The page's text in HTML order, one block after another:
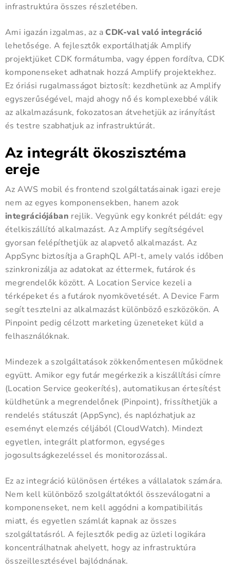
infrastruktúra összes részletében.
Ami igazán izgalmas, az aCDK-val való integráció
lehetősége. A fejlesztők exportálhatják Amplify
projektjüket CDK formátumba, vagy éppen fordítva, CDK
komponenseket adhatnak hozzá Amplify projektekhez.
Ez óriási rugalmasságot biztosít: kezdhetünk az Amplify
egyszerűségével, majd ahogy nő és komplexebbé válik
az alkalmazásunk, fokozatosan átvehetjük az irányítást
és testre szabhatjuk az infrastruktúrát.
Az integrált ökoszisztéma
ereje
Az AWS mobil és frontend szolgáltatásainak igazi ereje
nem az egyes komponensekben, hanem azok
integrációjában rejlik. Vegyünk egy konkrét példát: egy
ételkiszállító alkalmazást. Az Amplify segítségével
gyorsan felépíthetjük az alapvető alkalmazást. Az
AppSync biztosítja a GraphQL API-t, amely valós időben
szinkronizálja az adatokat az éttermek, futárok és
megrendelők között. A Location Service kezeli a
térképeket és a futárok nyomkövetését. A Device Farm
segít tesztelni az alkalmazást különböző eszközökön. A
Pinpoint pedig célzott marketing üzeneteket küld a
felhasználóknak.
Mindezek a szolgáltatások zökkenőmentesen működnek
együtt. Amikor egy futár megérkezik a kiszállítási címre
(Location Service geokerítés), automatikusan értesítést
küldhetünk a megrendelőnek (Pinpoint), frissíthetjük a
rendelés státuszát (AppSync), és naplózhatjuk az
eseményt elemzés céljából (CloudWatch). Mindezt
egyetlen, integrált platformon, egységes
jogosultságkezeléssel és monitorozással.
Ez az integráció különösen értékes a vállalatok számára.
Nem kell különböző szolgáltatóktól összeválogatni a
komponenseket, nem kell aggódni a kompatibilitás
miatt, és egyetlen számlát kapnak az összes
szolgáltatásról. A fejlesztők pedig az üzleti logikára
koncentrálhatnak ahelyett, hogy az infrastruktúra
összeillesztésével bajlódnának.